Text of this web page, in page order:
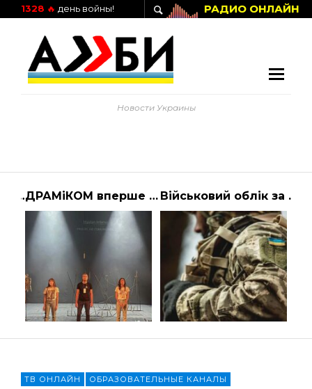
РАДИО ОНЛАЙН
1328 🔥 день войны!
Новости Украины
Тяжелое вооружение, потери и взаимные обвинения в срыве перемирия. Что происходит на границе Армении и Азербайджана? | Алиби ДРАМіКОМ вперше виступив за кордоном Військовий облік за кордоном – що потрібно знати – Україна
ТВ ОНЛАЙН ОБРАЗОВАТЕЛЬНЫЕ КАНАЛЫ